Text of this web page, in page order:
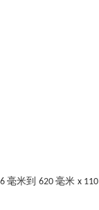
毫米到 620 毫米 x 110